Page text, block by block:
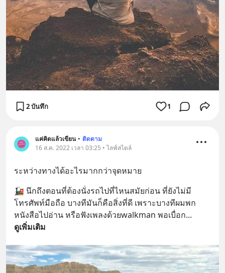
2 บันทึก 1
แค่คิดแล้วเขียน • ติดตาม
16 ส.ค. 2022 เวลา 03:25 • ไลฟ์สไตล์
ระหว่างทางได้อะไรมากกว่าจุดหมาย
🚂 นึกถึงตอนที่ต้องนั่งรถไปที่ไหนสมัยก่อน ที่ยังไม่มี
โทรศัพท์มือถือ บางทีมันก็คือสิ่งที่ดี เพราะบางทีผมพก
หนังสือไปอ่าน หรือฟังเพลงด้วยwalkman พอเบื่อก...
ดูเพิ่มเติม